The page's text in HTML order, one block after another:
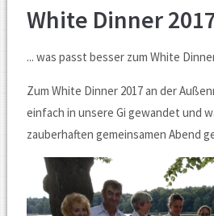
25.08.2018
White Dinner
... was passt besser zum White
Zum White Dinner 2017 an der
einfach in unsere Gi gewandet und
zauberhaften gemeinsamen Abend